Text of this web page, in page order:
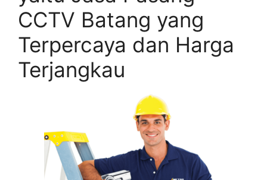
CCTV Batang yang
Terpercaya dan Harga
Terjangkau